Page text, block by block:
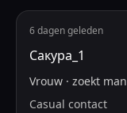
6 dagen geleden
Сакура_1
Vrouw · zoekt man
Casual contact